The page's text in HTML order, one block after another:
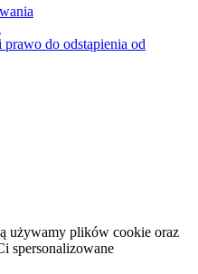
do odstąpienia od
używamy plików cookie oraz
spersonalizowane